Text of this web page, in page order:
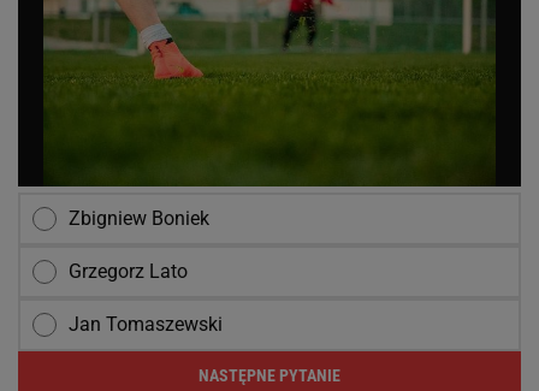
Zbigniew Boniek
Grzegorz Lato
Jan Tomaszewski
NASTĘPNE PYTANIE